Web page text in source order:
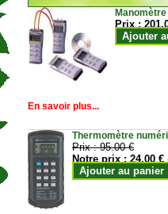
Prix :
Ajouter
En savoir plus...
Thermomètre
Prix :95.00 €
Notre prix :24.00 €
Ajouter au panier